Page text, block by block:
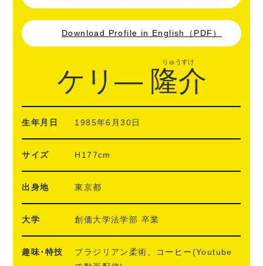
Download Profile in English（PDF）
ケリ— 隆介
りゅうすけ
生年月日 1985年6月30日
サイズ H177cm
出身地 東京都
大学 創価大学法学部 卒業
趣味･特技
ブラジリアン柔術、コーヒー(Youtube